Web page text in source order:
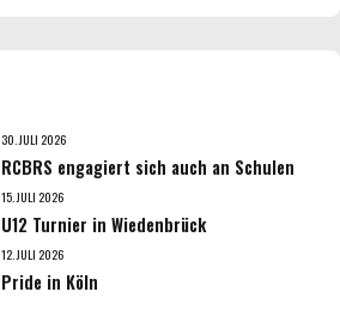
30. JULI 2026
RCBRS engagiert sich auch an Schulen
15. JULI 2026
U12 Turnier in Wiedenbrück
12. JULI 2026
Pride in Köln